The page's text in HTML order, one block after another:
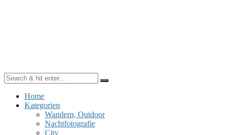
Home
Kategorien
Wandern, Outdoor
Nachtfotografie
City